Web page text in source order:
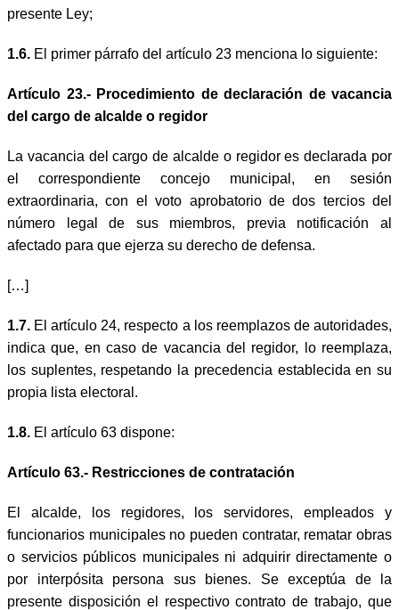
presente Ley;
1.6. El primer párrafo del artículo 23 menciona lo siguiente:
Artículo 23.- Procedimiento de declaración de vacancia
del cargo de alcalde o regidor
La vacancia del cargo de alcalde o regidor es declarada por
el correspondiente concejo municipal, en sesión
extraordinaria, con el voto aprobatorio de dos tercios del
número legal de sus miembros, previa notificación al
afectado para que ejerza su derecho de defensa.
[…]
1.7. El artículo 24, respecto a los reemplazos de autoridades,
indica que, en caso de vacancia del regidor, lo reemplaza,
los suplentes, respetando la precedencia establecida en su
propia lista electoral.
1.8. El artículo 63 dispone:
Artículo 63.- Restricciones de contratación
El alcalde, los regidores, los servidores, empleados y
funcionarios municipales no pueden contratar, rematar obras
o servicios públicos municipales ni adquirir directamente o
por interpósita persona sus bienes. Se exceptúa de la
presente disposición el respectivo contrato de trabajo, que